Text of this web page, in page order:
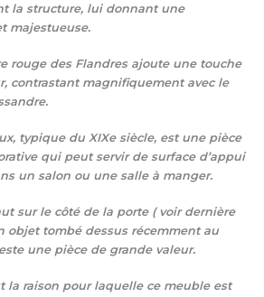
la structure, lui donnant une
majestueuse.
rouge des Flandres ajoute une touche
contrastant magnifiquement avec le
typique du XIXe siècle, est une pièce
qui peut servir de surface d’appui
un salon ou une salle à manger.
sur le côté de la porte ( voir dernière
objet tombé dessus récemment au
une pièce de grande valeur.
la raison pour laquelle ce meuble est